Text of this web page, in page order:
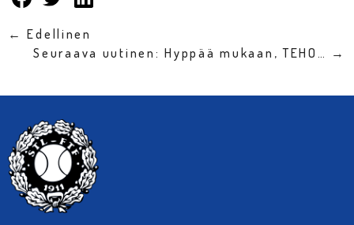
← Edellinen
Seuraava uutinen: Hyppää mukaan, TEHO… →